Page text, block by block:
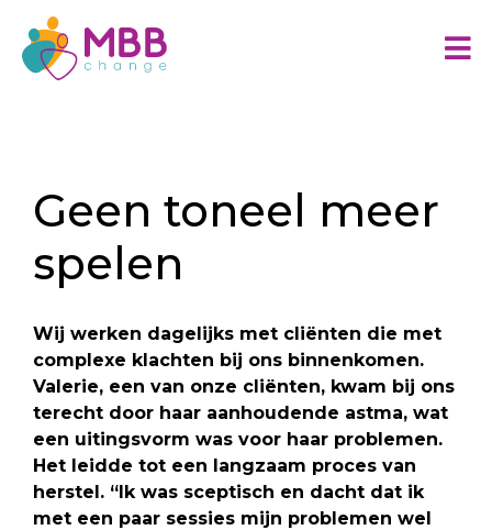
Geen toneel meer
spelen
Wij werken dagelijks met cliënten die met
complexe klachten bij ons binnenkomen.
Valerie, een van onze cliënten, kwam bij ons
terecht door haar aanhoudende astma, wat
een uitingsvorm was voor haar problemen.
Het leidde tot een langzaam proces van
herstel. “Ik was sceptisch en dacht dat ik
met een paar sessies mijn problemen wel